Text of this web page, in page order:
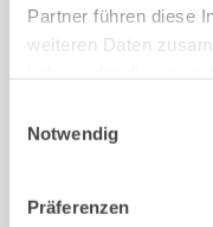
Partner führen diese
weiteren Daten
Buchungssystem
übermittelt. Cookies
Notwendig
Präferenzen